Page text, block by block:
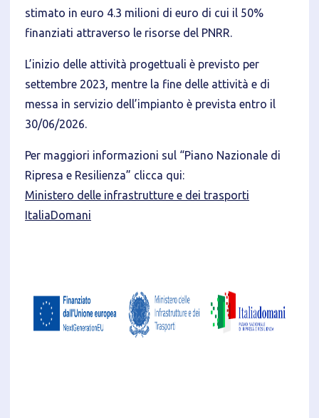
stimato in euro 4.3 milioni di euro di cui il 50%
finanziati attraverso le risorse del PNRR.
L’inizio delle attività progettuali è previsto per
settembre 2023, mentre la fine delle attività e di
messa in servizio dell’impianto è prevista entro il
30/06/2026.
Per maggiori informazioni sul “Piano Nazionale di
Ripresa e Resilienza” clicca qui:
Ministero delle infrastrutture e dei trasporti
ItaliaDomani
Accetto l'utilizzo di cookie tecnici (obbligatori per
Accetto l'utilizzo di cookie analitici di terze parti